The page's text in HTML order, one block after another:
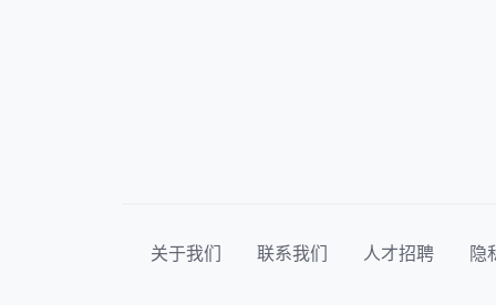
关于我们 联系我们 人才招聘 隐